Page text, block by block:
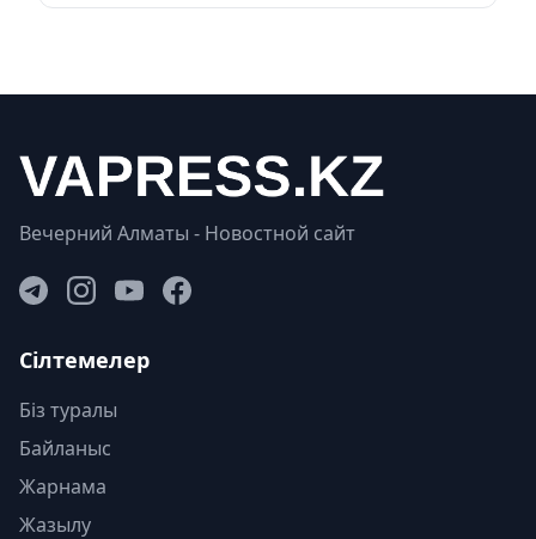
Вечерний Алматы - Новостной сайт
Сілтемелер
Біз туралы
Байланыс
Жарнама
Жазылу